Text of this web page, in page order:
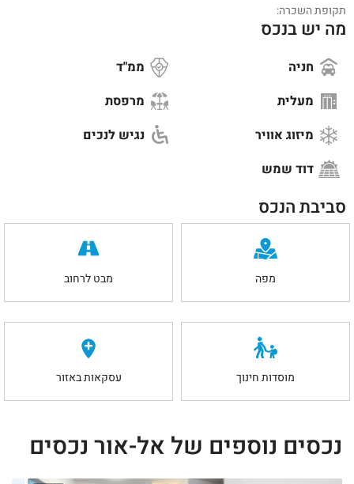
תקופת השכרה:
מה יש בנכס
חניה
ממ"ד
מעלית
מרפסת
מיזוג אוויר
נגיש לנכים
דוד שמש
סביבת הנכס
מפה מבט לרחוב
מוסדות חינוך עסקאות באזור
נכסים נוספים של אל-אור נכסים